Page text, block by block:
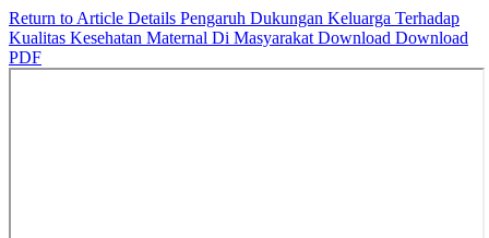
Return to Article Details Pengaruh Dukungan Keluarga Terhadap
Kualitas Kesehatan Maternal Di Masyarakat Download Download
PDF